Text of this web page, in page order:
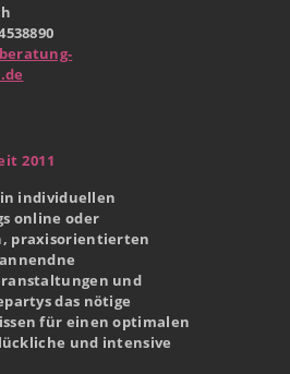
2011
individuellen
online oder
praxisorientierten
und
das nötige
für einen optimalen
und intensive